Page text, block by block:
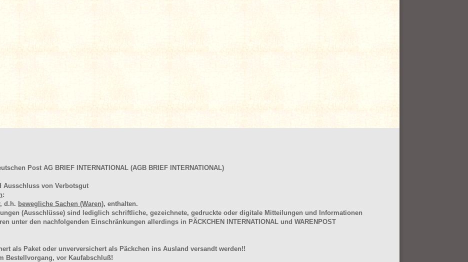
Post AG BRIEF INTERNATIONAL (AGB BRIEF INTERNATIONAL)
Ausschluss von Verbotsgut
:
d.h. bewegliche Sachen (Waren), enthalten.
(Ausschlüsse) sind lediglich schriftliche, gezeichnete, gedruckte oder digitale Mitteilungen und Informationen
unter den nachfolgenden Einschränkungen allerdings in PÄCKCHEN INTERNATIONAL und WARENPOST
als Paket oder unverversichert als Päckchen ins Ausland versandt werden!!
Bestellvorgang, vor Kaufabschluß!